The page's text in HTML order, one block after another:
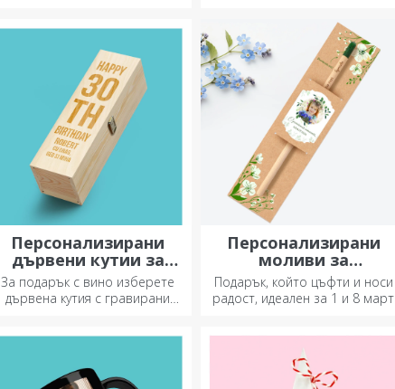
модела, който ви харесва, и
им подарете сладък
персонализиран подарък!
Персонализирани
дървени кутии за
вино
За подарък с вино изберете
дървена кутия с гравирани
Персонализирани
моливи за
засаждане
Подарък, който цъфти и носи
радост, идеален за 1 и 8 март